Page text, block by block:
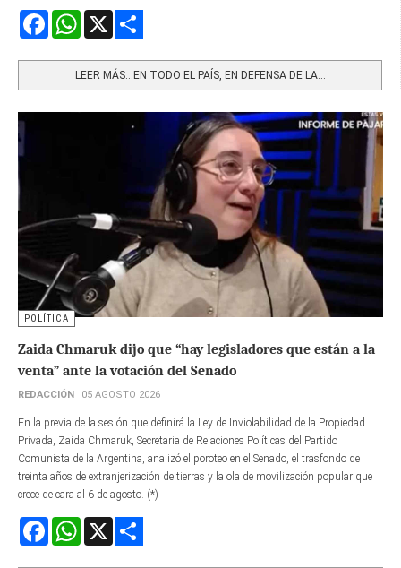
FacebookWhatsApp
LEER MÁS…EN TODO EL PAÍS, EN DEFENSA DE LA...
POLÍTICA
Zaida Chmaruk dijo que “hay legisladores que están a la
venta” ante la votación del Senado
REDACCIÓN 05 AGOSTO 2026
En la previa de la sesión que definirá la Ley de Inviolabilidad de la Propiedad
Privada, Zaida Chmaruk, Secretaria de Relaciones Políticas del Partido
Comunista de la Argentina, analizó el poroteo en el Senado, el trasfondo de
treinta años de extranjerización de tierras y la ola de movilización popular que
crece de cara al 6 de agosto. (*)
FacebookWhatsApp